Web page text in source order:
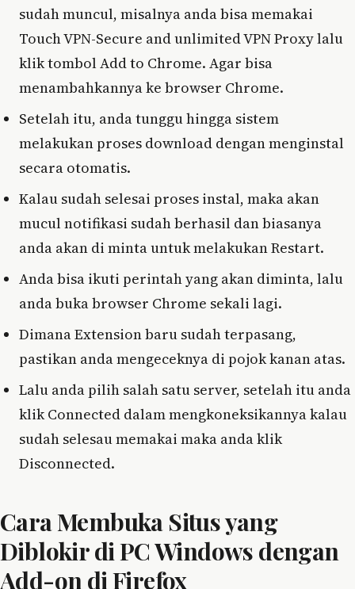
sudah muncul, misalnya anda bisa memakai
Touch VPN-Secure and unlimited VPN Proxy lalu
klik tombol Add to Chrome. Agar bisa
menambahkannya ke browser Chrome.
Setelah itu, anda tunggu hingga sistem
melakukan proses download dengan menginstal
secara otomatis.
Kalau sudah selesai proses instal, maka akan
mucul notifikasi sudah berhasil dan biasanya
anda akan di minta untuk melakukan Restart.
Anda bisa ikuti perintah yang akan diminta, lalu
anda buka browser Chrome sekali lagi.
Dimana Extension baru sudah terpasang,
pastikan anda mengeceknya di pojok kanan atas.
Lalu anda pilih salah satu server, setelah itu anda
klik Connected dalam mengkoneksikannya kalau
sudah selesau memakai maka anda klik
Disconnected.
Cara Membuka Situs yang
Diblokir di PC Windows dengan
Add-on di Firefox